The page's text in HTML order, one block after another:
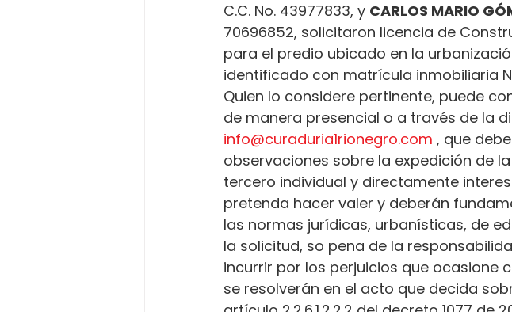
C.C. No. 43977833, y CARLOS MARIO
70696852, solicitaron licencia de
para el predio ubicado en la
identificado con matrícula inmobiliaria
Quien lo considere pertinente, puede
de manera presencial o a través de la
info@curaduria1rionegro.com , que
observaciones sobre la expedición de
tercero individual y directamente
pretenda hacer valer y deberán
las normas jurídicas, urbanísticas, de
la solicitud, so pena de la
incurrir por los perjuicios que ocasione
se resolverán en el acto que decida